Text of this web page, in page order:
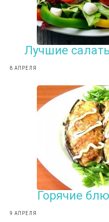
Лучшие
8 АПРЕЛЯ
Горячие
9 АПРЕЛЯ